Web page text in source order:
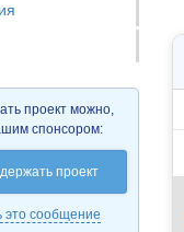
проект можно,
спонсором:
проект
это сообщение